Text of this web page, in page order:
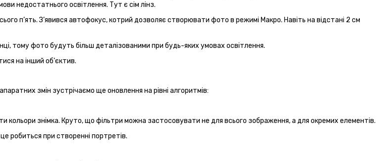
недостатнього освітлення. Тут є сім лінз.
п’ять. З’явився автофокус, котрий дозволяє створювати фото в режимі Макро. Навіть на відстані 2 см
тому фото будуть більш деталізованими при будь-яких умовах освітлення.
на інший об’єктив.
змін зустрічаємо ще оновлення на рівні алгоритмів:
знімка. Круто, що фільтри можна застосовувати не для всього зображення, а для окремих елементів.
робиться при створенні портретів.